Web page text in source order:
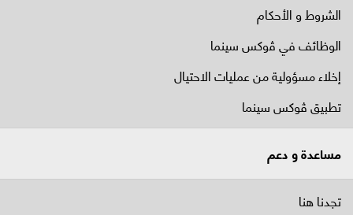
الشروط و الأحكام
الوظائف في ﭬوكس سينما
إخلاء مسؤولية من عمليات الاحتيال
تطبيق ڤوكس سينما
مساعدة و دعم
تجدنا هنا